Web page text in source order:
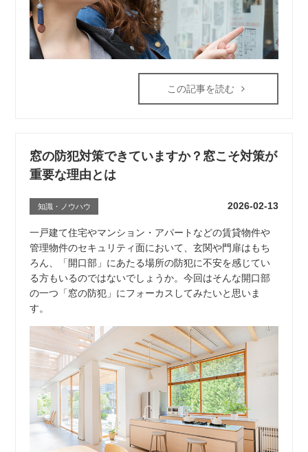
この記事を読む
窓の防犯対策できていますか？窓こそ対策が
重要な理由とは
知識・ノウハウ 2026-02-13
一戸建て住宅やマンション・アパートなどの賃貸物件や
管理物件のセキュリティ面において、玄関や門扉はもち
ろん、「開口部」にあたる場所の防犯に不安を感じてい
る方もいるのではないでしょうか。今回はそんな開口部
の一つ「窓の防犯」にフォーカスしてみたいと思いま
す。